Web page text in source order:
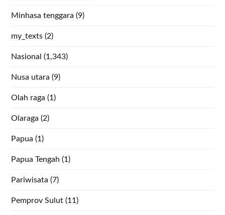
Minhasa tenggara (9)
my_texts (2)
Nasional (1,343)
Nusa utara (9)
Olah raga (1)
Olaraga (2)
Papua (1)
Papua Tengah (1)
Pariwisata (7)
Pemprov Sulut (11)